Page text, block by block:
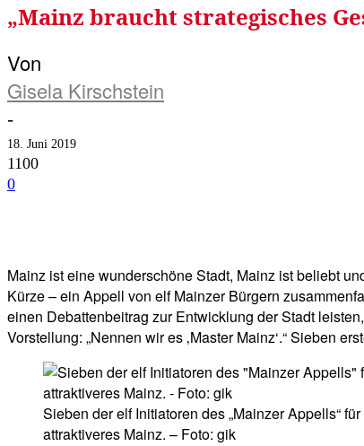
„Mainz braucht strategisches
Von
Gisela Kirschstein
-
18. Juni 2019
1100
0
Mainz ist eine wunderschöne Stadt, Mainz ist beliebt
Kürze – ein Appell von elf Mainzer Bürgern
einen Debattenbeitrag zur Entwicklung der Stadt
Vorstellung: „Nennen wir es ‚Master Mainz‘.“ Sieben
Sieben der elf Initiatoren des „Mainzer Appells“
attraktiveres Mainz. – Foto: gik